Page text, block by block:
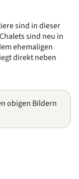
sind in dieser
sind neu in
ehemaligen
direkt neben
obigen Bildern